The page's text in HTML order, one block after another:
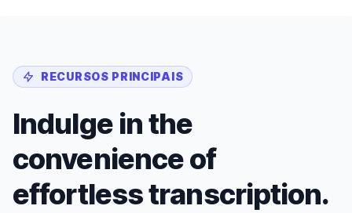
RECURSOS PRINCIPAIS
Indulge in the
convenience of
effortless transcription.